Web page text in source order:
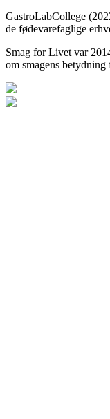
GastroLabCollege
de fødevarefaglige
Smag for Livet var
om smagens